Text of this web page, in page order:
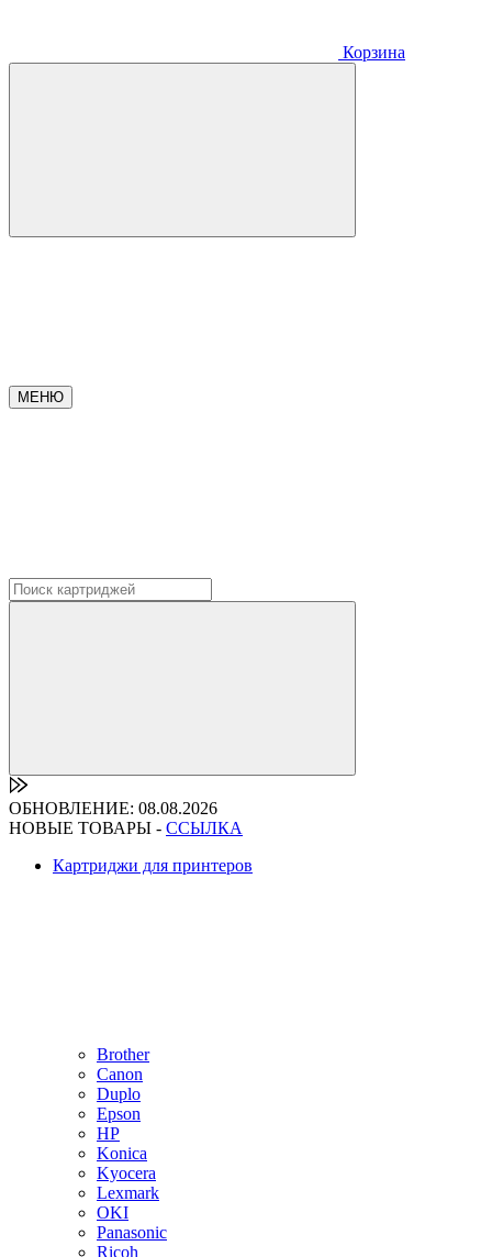
Корзина
МЕНЮ
ОБНОВЛЕНИЕ: 08.08.2026
НОВЫЕ ТОВАРЫ - ССЫЛКА
Картриджи для принтеров
Brother
Canon
Duplo
Epson
HP
Konica
Kyocera
Lexmark
OKI
Panasonic
Ricoh